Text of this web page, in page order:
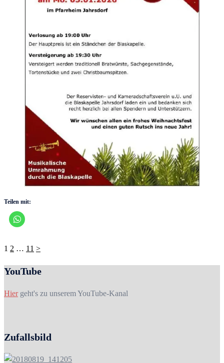
Teilen mit:
Seitennummerierung
der
Beiträge
1 2 … 11 >
YouTube
Hiergeht's zu unserem YouTube-Kanal
Zufallsbild